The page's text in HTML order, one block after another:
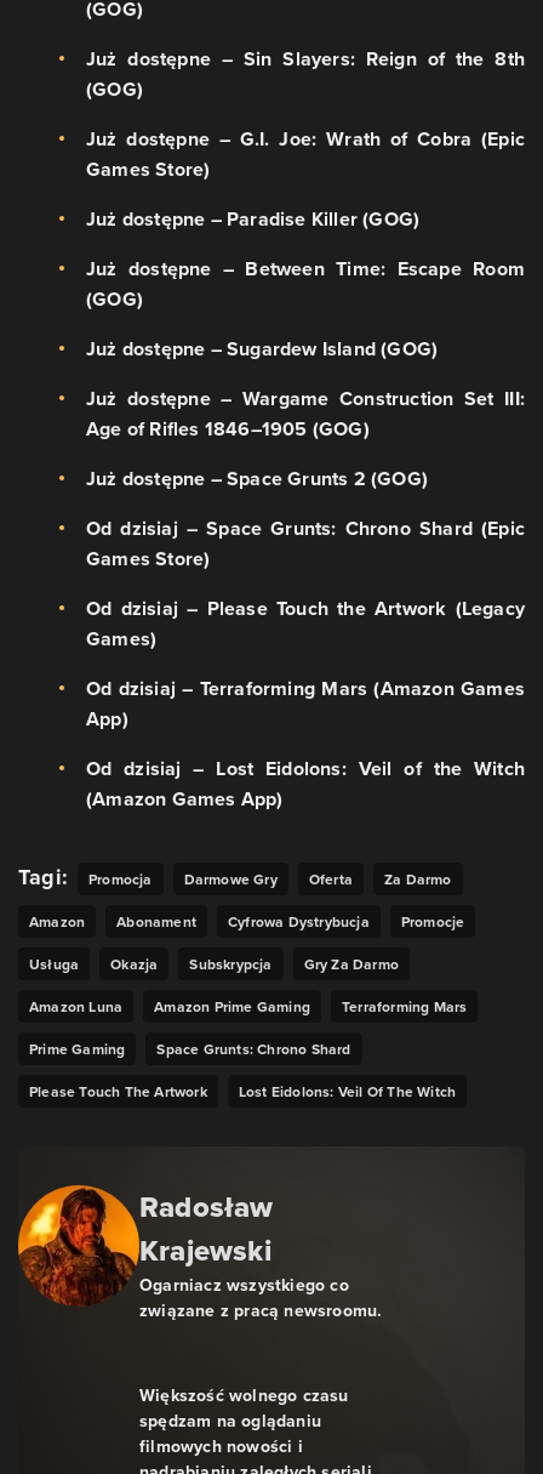
(GOG)
Już dostępne – Sin Slayers: Reign of the 8th
(GOG)
Już dostępne – G.I. Joe: Wrath of Cobra (Epic
Games Store)
Już dostępne – Paradise Killer (GOG)
Już dostępne – Between Time: Escape Room
(GOG)
Już dostępne – Sugardew Island (GOG)
Już dostępne – Wargame Construction Set III:
Age of Rifles 1846–1905 (GOG)
Już dostępne – Space Grunts 2 (GOG)
Od dzisiaj – Space Grunts: Chrono Shard (Epic
Games Store)
Od dzisiaj – Please Touch the Artwork (Legacy
Games)
Od dzisiaj – Terraforming Mars (Amazon Games
App)
Od dzisiaj – Lost Eidolons: Veil of the Witch
(Amazon Games App)
Tagi: Promocja Darmowe Gry Oferta Za Darmo
Amazon Abonament Cyfrowa Dystrybucja Promocje
Usługa Okazja Subskrypcja Gry Za Darmo
Amazon Luna Amazon Prime Gaming Terraforming Mars
Prime Gaming Space Grunts: Chrono Shard
Please Touch The Artwork Lost Eidolons: Veil Of The Witch
Radosław
Krajewski
Ogarniacz wszystkiego co
związane z pracą newsroomu.
Większość wolnego czasu
spędzam na oglądaniu
filmowych nowości i